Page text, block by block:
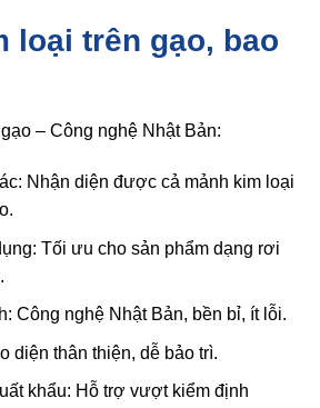
loại trên gạo, bao
– Công nghệ Nhật Bản:
Nhận diện được cả mảnh kim loại
Tối ưu cho sản phẩm dạng rơi
Công nghệ Nhật Bản, bền bỉ, ít lỗi.
diện thân thiện, dễ bảo trì.
khẩu: Hỗ trợ vượt kiểm định